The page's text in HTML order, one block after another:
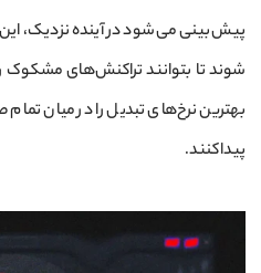
پیش‌بینی می‌شود در آینده نزدیک،
شوند تا بتوانند تراکنش‌های مشکوک
بهترین نرخ‌های تبدیل را در میان
پیدا کنند.